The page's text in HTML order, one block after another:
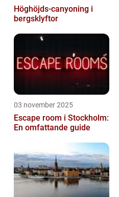
Höghöjds-canyoning i
bergsklyftor
03 november 2025
Escape room i Stockholm:
En omfattande guide